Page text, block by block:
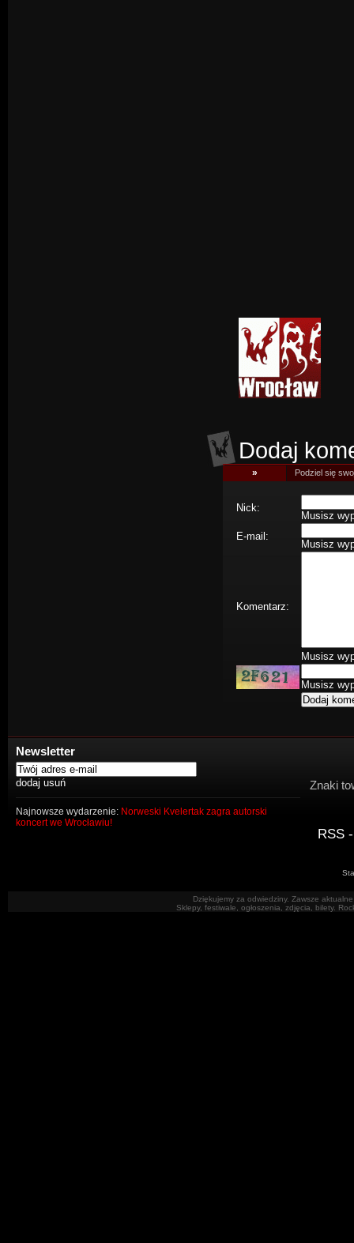
Dodaj
» Podziel się
Nick:
Musisz
E-mail:
Musisz
Komentarz:
Musisz
Musisz
Newsletter
Najnowsze wydarzenie: Norweski Kvelertak zagra autorski
koncert we Wrocławiu!
Znaki
RSS
Dziękujemy za odwiedziny. Zawsze
Sklepy, festiwale, ogłoszenia, zdjęcia, bilety.